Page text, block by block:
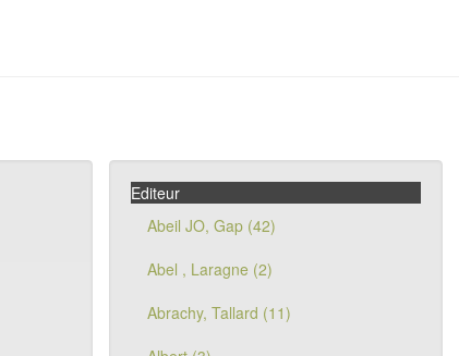
Editeur
Abeil JO, Gap (42)
Abel , Laragne (2)
Abrachy, Tallard (11)